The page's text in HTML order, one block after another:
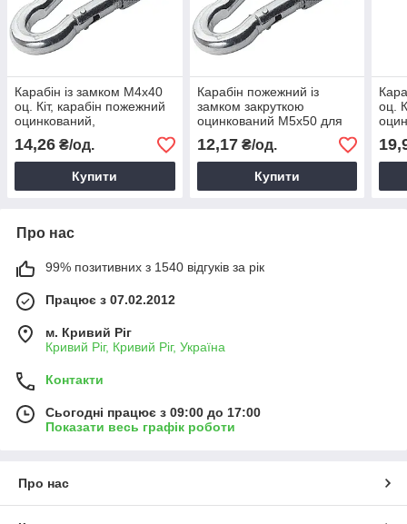
Карабін із замком М4х40
оц. Кіт, карабін пожежний
оцинкований,
страхувальний карабін
14,26 ₴/од.
Купити
Карабін пожежний із
замком закруткою
оцинкований М5х50 для
кріплення та з'єднання
тросів і канатів
12,17₴/од.
Купити
оц.
Про нас
99% позитивних з 1540 відгуків за рік
Працює з 07.02.2012
м. Кривий Ріг
Кривий Ріг, Кривий Ріг, Україна
Контакти
Сьогодні працює з 09:00 до 17:00
Показати весь графік роботи
Про нас